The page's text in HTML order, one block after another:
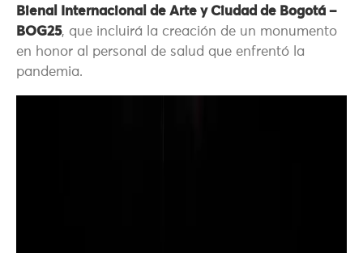
Bienal Internacional de Arte y Ciudad de Bogotá –
BOG25, que incluirá la creación de un monumento
en honor al personal de salud que enfrentó la
pandemia.